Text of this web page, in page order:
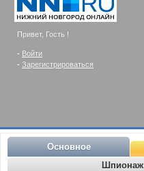
Привет, Гость !
- Войти
- Зарегистрироваться
Основное
Шпионаж